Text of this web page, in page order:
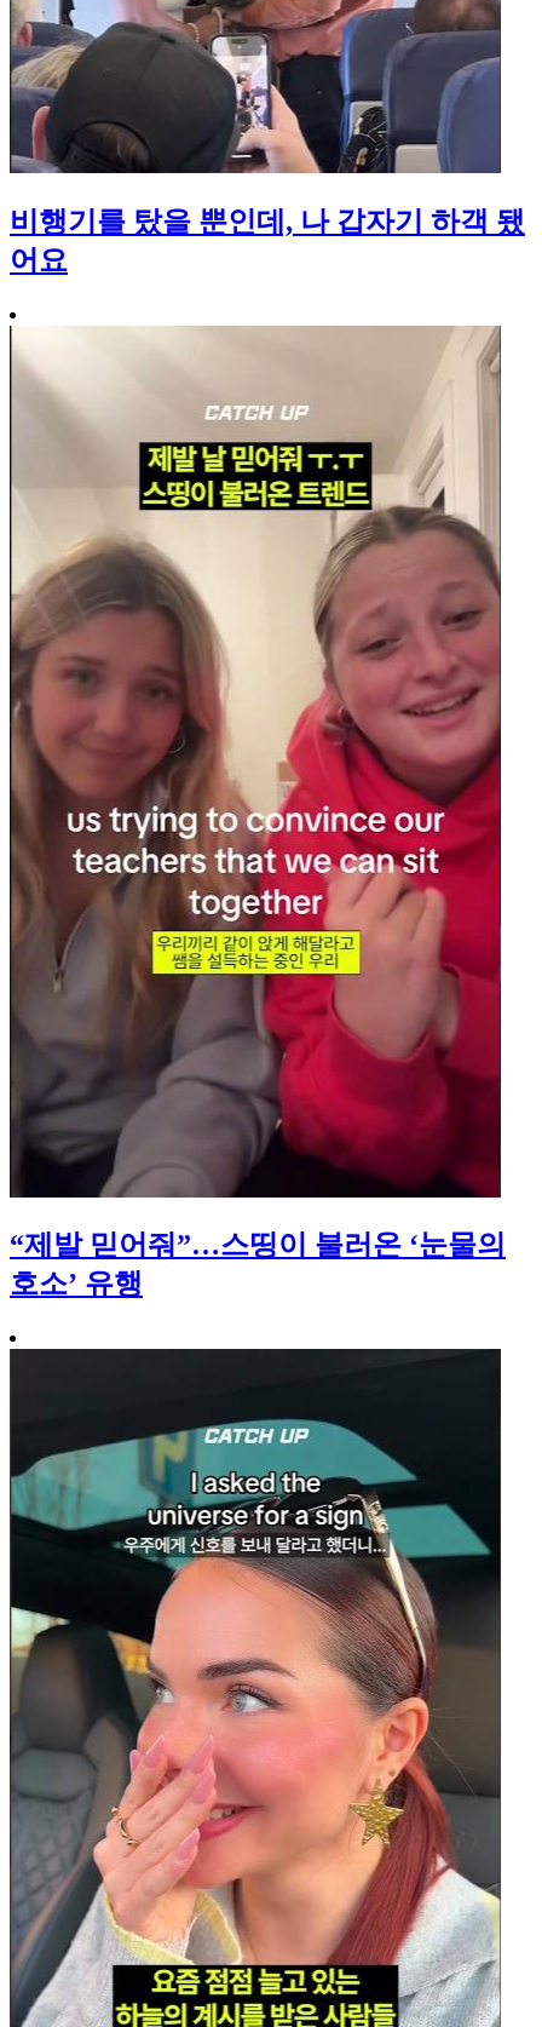
비행기를 탔을 뿐인데, 나 갑자기 하객 됐
어요
“제발 믿어줘”…스띵이 불러온 ‘눈물의
호소’ 유행